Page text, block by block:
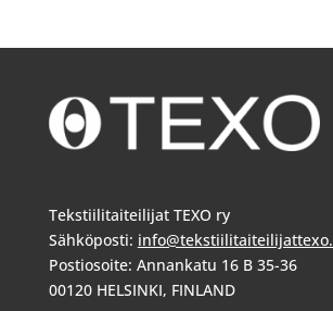
Tekstiilitaiteilijat TEXO ry
Sähköposti:
Postiosoite: Annankatu 16 B 35-36
00120 HELSINKI, FINLAND